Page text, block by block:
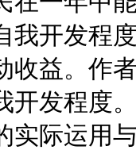
我开发程
收益。作
开发程度
实际运用